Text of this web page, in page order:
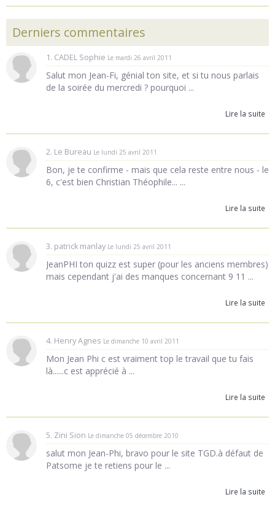
Derniers commentaires
1. CADEL Sophie Le mardi 26 avril 2011
Salut mon Jean-Fi, génial ton site, et si tu nous parlais
de la soirée du mercredi ? pourquoi ...
Lire la suite
2. Le Bureau Le lundi 25 avril 2011
Bon, je te confirme - mais que cela reste entre nous - le
6, c'est bien Christian Théophile... ...
Lire la suite
3. patrick manlay Le lundi 25 avril 2011
JeanPHI ton quizz est super (pour les anciens membres)
mais cependant j'ai des manques concernant 9 11 ...
Lire la suite
4. Henry Agnes Le dimanche 10 avril 2011
Mon Jean Phi c est vraiment top le travail que tu fais
là......c est apprécié à ...
Lire la suite
5. Zini Sion Le dimanche 05 décembre 2010
salut mon Jean-Phi, bravo pour le site TGD.à défaut de
Patsome je te retiens pour le ...
Lire la suite